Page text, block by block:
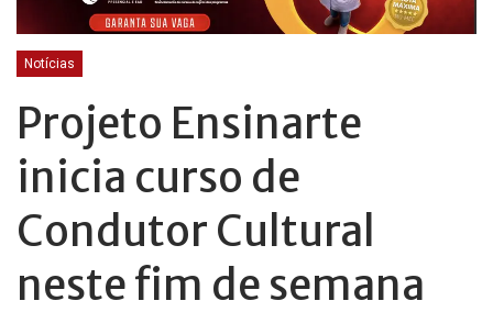
Notícias
Projeto Ensinarte
inicia curso de
Condutor Cultural
neste fim de semana